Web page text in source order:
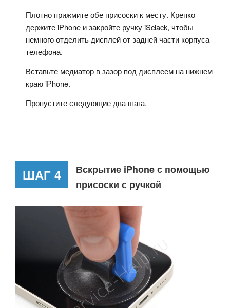
Плотно прижмите обе присоски к месту. Крепко
держите iPhone и закройте ручку iSclack, чтобы
немного отделить дисплей от задней части корпуса
телефона.
Вставьте медиатор в зазор под дисплеем на нижнем
краю iPhone.
Пропустите следующие два шага.
ШАГ 4
Вскрытие iPhone с помощью
присоски с ручкой